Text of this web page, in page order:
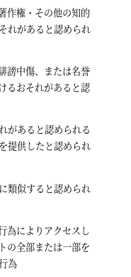
作権・その他の知的
れがあると認められ
謗中傷、または名誉
るおそれがあると認
があると認められる
提供したと認められ
類似すると認められ
為によりアクセスし
の全部または一部を
為